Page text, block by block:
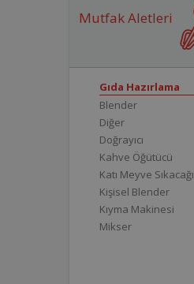
Mutfak Aletleri
Gıda Hazırlama
Blender
Diğer
Doğrayıcı
Kahve Öğütücü
Katı Meyve Sıkacağı
Kişisel Blender
Kıyma Makinesi
Mikser